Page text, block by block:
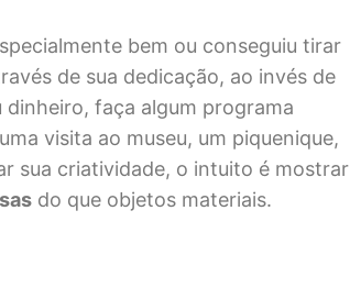
bem ou conseguiu tirar
de sua dedicação, ao invés de
faça algum programa
visita ao museu, um piquenique,
sua criatividade, o intuito é mostrar
do que objetos materiais.